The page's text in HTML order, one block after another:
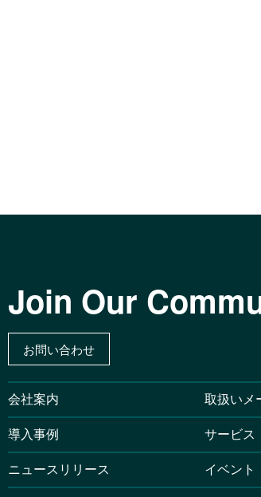
Join Our
お問い合わせ
会社案内 取扱いメ
導入事例
サービス
ニュースリリース
イベント